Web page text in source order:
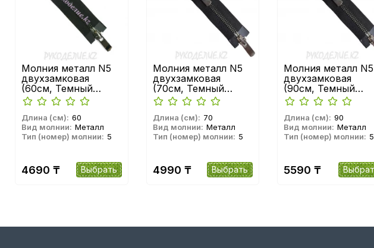
Молния металл N5
двухзамковая
(60см, Темный
никель глянец) YKK
Длина (см): 60
Вид молнии: Металл
Тип (номер) молнии: 5
4690 ₸ Выбрать
Молния металл N5
двухзамковая
(70см, Темный
никель глянец) YKK
Длина (см): 70
Вид молнии: Металл
Тип (номер) молнии: 5
4990 ₸ Выбрать
Молния металл N5
двухзамковая
(90см, Темный
никель глянец) YKK
Длина (см): 90
Вид молнии: Металл
Тип (номер) молнии: 5
5590 ₸